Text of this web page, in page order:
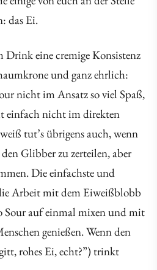
das Ei.
Drink eine cremige Konsistenz
und ganz ehrlich:
nicht im Ansatz so viel Spaß,
einfach nicht im direkten
tut’s übrigens auch, wenn
Glibber zu zerteilen, aber
Die einfachste und
Arbeit mit dem Eiweißblobb
Sour auf einmal mixen und mit
genießen. Wenn den
rohes Ei, echt?”) trinkt